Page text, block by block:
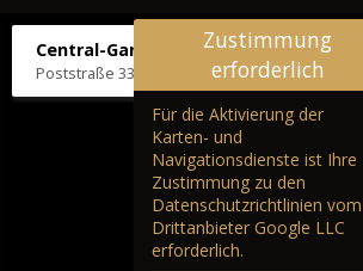
Central-Garage H. Wilhelm
Poststraße 33, 66687 Wadern
Zustimmung
erforderlich
Für die Aktivierung der
Karten- und
Navigationsdienste ist Ihre
Zustimmung zu den
Datenschutzrichtlinien vom
Drittanbieter Google LLC
erforderlich.